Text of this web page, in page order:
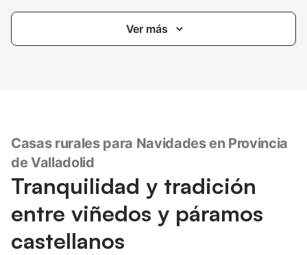
Ver más
Casas rurales para Navidades en Provincia
de Valladolid
Tranquilidad y tradición
entre viñedos y páramos
castellanos